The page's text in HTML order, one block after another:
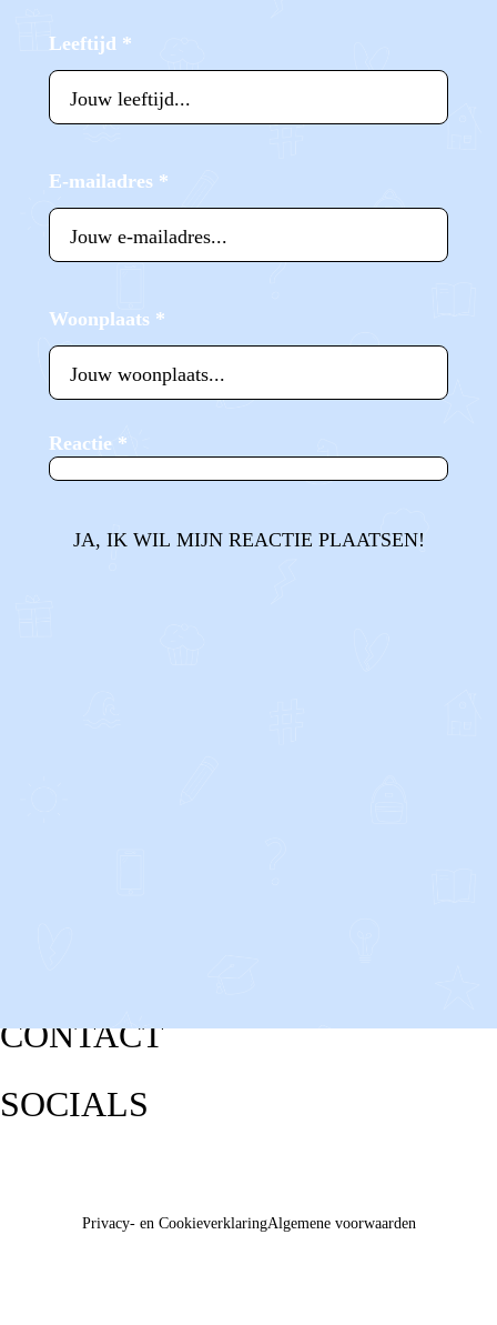
Leeftijd *
E-mailadres *
Woonplaats *
Reactie *
JA, IK WIL MIJN REACTIE PLAATSEN!
CONTACT
SOCIALS
Privacy- en CookieverklaringAlgemene voorwaarden